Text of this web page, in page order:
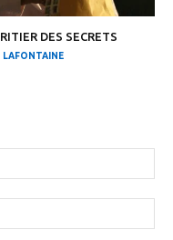
DES SECRETS
LAFONTAINE
:
: